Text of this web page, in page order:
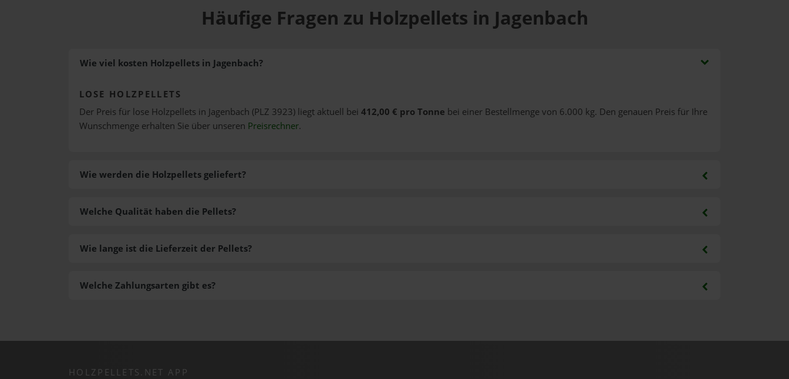
Häufige Fragen zu Holzpellets in Jagenbach
Wie viel kosten Holzpellets in Jagenbach?
LOSE HOLZPELLETS
Der Preis für lose Holzpellets in Jagenbach (PLZ 3923) liegt aktuell bei 412,00 € pro Tonne bei einer Bestellmenge von 6.000 kg. Den genauen Preis für Ihre
Wunschmenge erhalten Sie über unseren Preisrechner.
Wie werden die Holzpellets geliefert?
Welche Zahlungsarten gibt es?
Welche Qualität haben die Pellets?
Wie lange ist die Lieferzeit der Pellets?
HOLZPELLETS.NET APP